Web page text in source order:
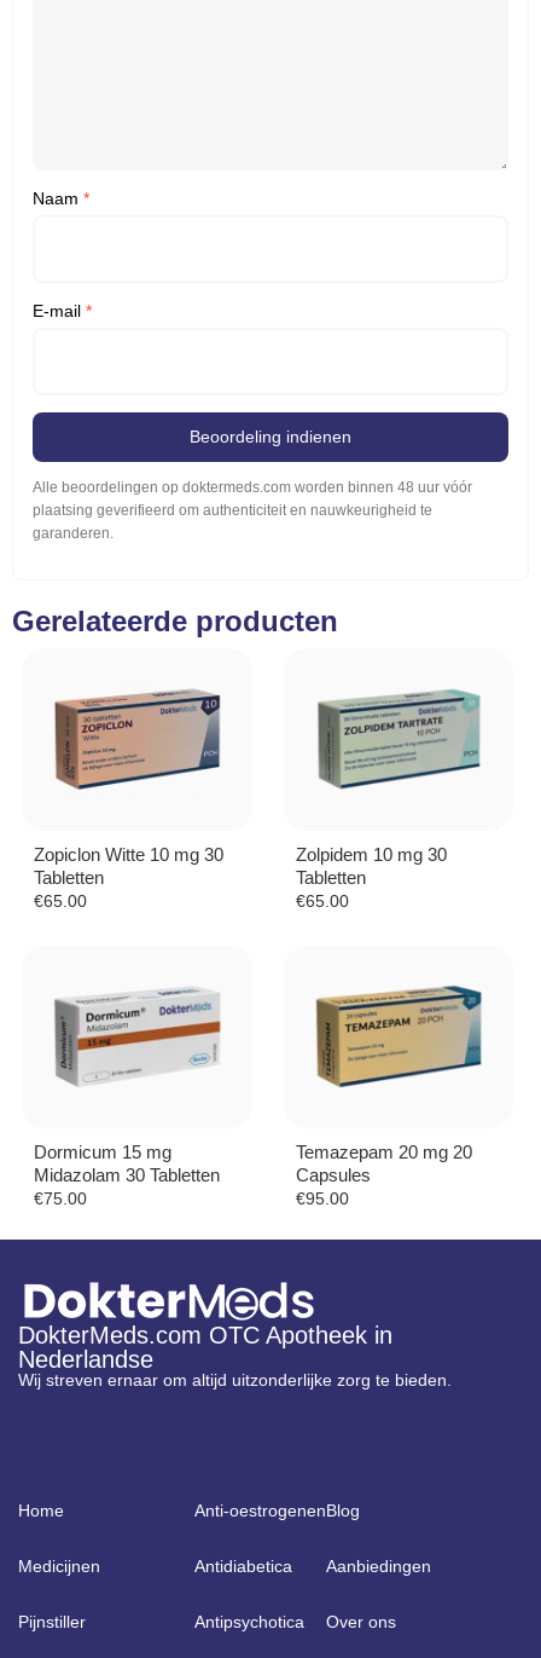
Naam *
E-mail *
Beoordeling indienen
Alle beoordelingen op doktermeds.com worden binnen 48 uur vóór
plaatsing geverifieerd om authenticiteit en nauwkeurigheid te
garanderen.
Gerelateerde producten
Zopiclon Witte 10 mg 30
Tabletten
€65.00
Zolpidem 10 mg 30
Tabletten
€65.00
Dormicum 15 mg
Midazolam 30 Tabletten
€75.00
Temazepam 20 mg 20
Capsules
€95.00
DokterMeds.com OTC Apotheek in
Nederlandse
Wij streven ernaar om altijd uitzonderlijke zorg te bieden.
Home
Medicijnen
Pijnstiller
Anti-oestrogenen
Antidiabetica
Antipsychotica
Blog
Aanbiedingen
Over ons